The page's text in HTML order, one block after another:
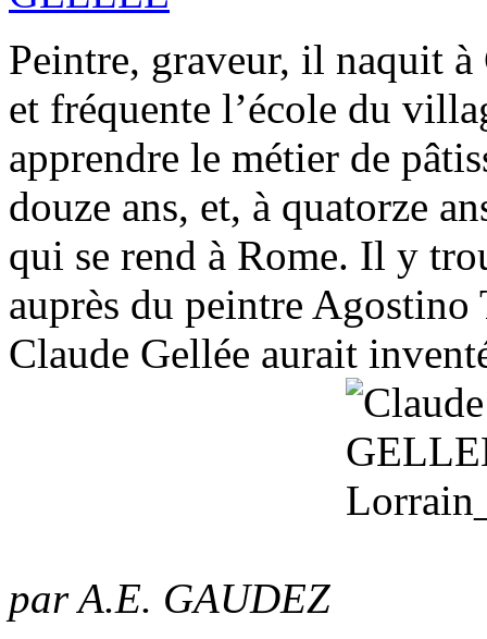
Peintre, graveur, il naquit
et fréquente l’école du
apprendre le métier de
douze ans, et, à quatorze
qui se rend à Rome. Il y
auprès du peintre Agostino
Claude Gellée aurait
par A.E. GAUDEZ